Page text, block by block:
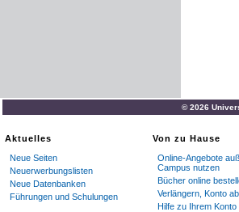
© 2026
Aktuelles
Neue Seiten
Neuerwerbungslisten
Neue Datenbanken
Führungen und Schulungen
Von zu Hause
Online-Angebote
Campus nutzen
Bücher online
Verlängern, Konto
Hilfe zu Ihrem Konto